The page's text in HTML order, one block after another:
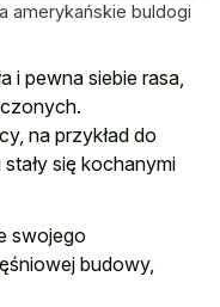
amerykańskie buldogi
i pewna siebie rasa,
na przykład do
się kochanymi
swojego
budowy,